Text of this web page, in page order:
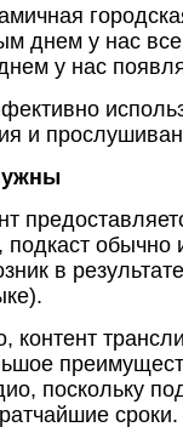
днем у нас
у нас
и
подкаст
в
контент
поскольку
сроки.